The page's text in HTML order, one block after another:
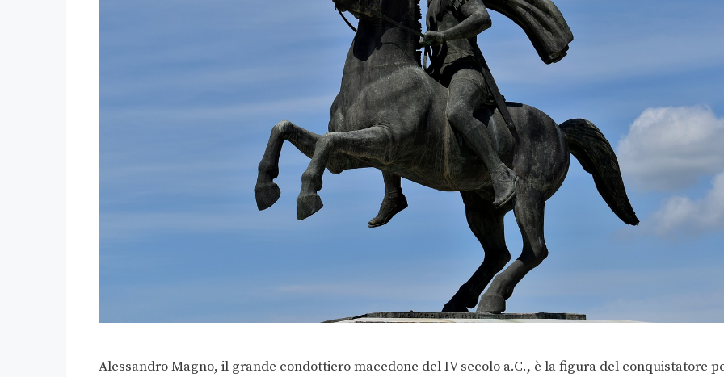
Alessandro Magno, il grande condottiero macedone del IV secolo a.C., è la figura del conquistatore